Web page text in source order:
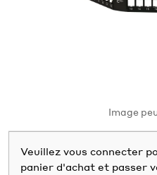
Image
Veuillez vous connecter
panier d'achat et passer